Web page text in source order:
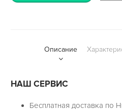
Описание
НАШ СЕРВИС
Бесплатная доставка по